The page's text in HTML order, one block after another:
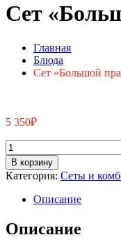
Сет
Главная
Блюда
Сет «Большой
5 350₽
Количество
товара
Сет
"Большой
праздник"
В корзину
Категория: Сеты и
Описание
Описание